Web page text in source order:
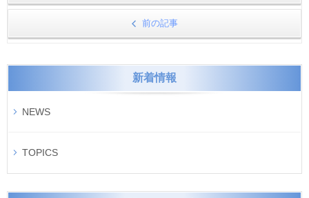
前の記事
新着情報
NEWS
TOPICS